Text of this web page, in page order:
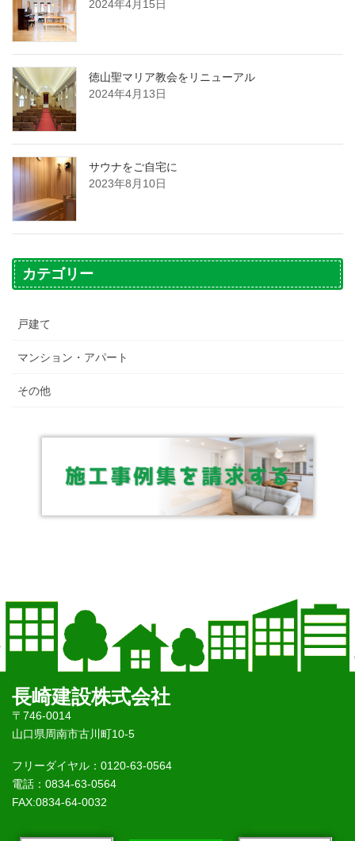
2024年4月15日
徳山聖マリア教会をリニューアル
2024年4月13日
サウナをご自宅に
2023年8月10日
カテゴリー
戸建て
マンション・アパート
その他
長崎建設株式会社
〒746-0014
山口県周南市古川町10-5
フリーダイヤル：0120-63-0564
電話：0834-63-0564
FAX:0834-64-0032